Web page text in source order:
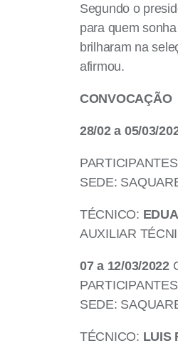
Segundo o
para quem
brilharam na
afirmou.
CONVOCAÇÃO
28/02 a 05/03/
SEDE:
TÉCNICO:
AUXILIAR
07 a 12/03/2022
SEDE:
TÉCNICO: LUIS